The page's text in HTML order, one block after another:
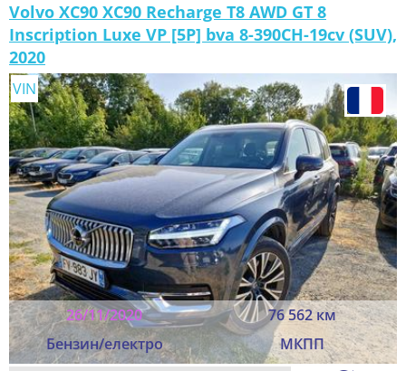
Volvo XC90 XC90 Recharge T8 AWD GT 8
Inscription Luxe VP [5P] bva 8-390CH-19cv (SUV),
2020
26/11/2020
76 562 км
Бензин/електро
МКПП
VIN